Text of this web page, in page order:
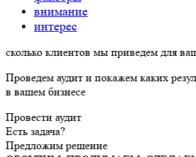
Провести аудит
Есть задача?
Предложим решение
ОБСУДИМ, ПРОДУМАЕМ, СДЕЛАЕМ